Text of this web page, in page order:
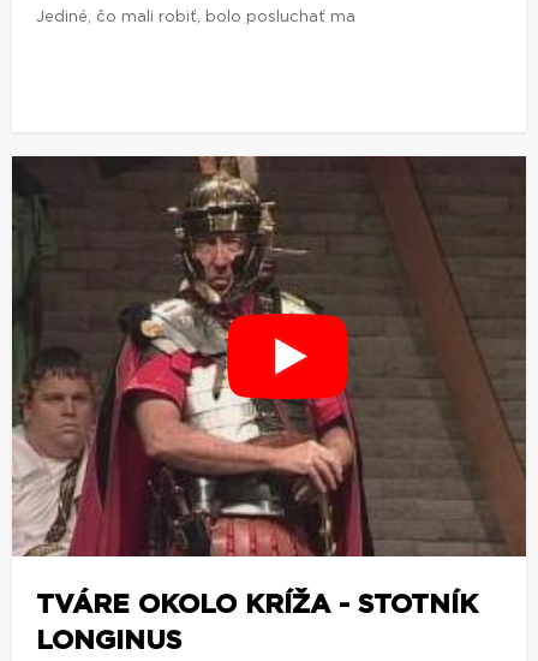
Jediné, čo mali robiť, bolo posluchať ma
TVÁRE OKOLO KRÍŽA - STOTNÍK
LONGINUS